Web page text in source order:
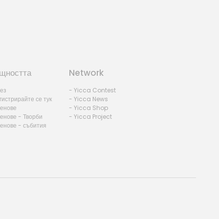
се тук
- Творби
- събития
Network
- Yicca Contest
- Yicca News
- Yicca Shop
- Yicca Project